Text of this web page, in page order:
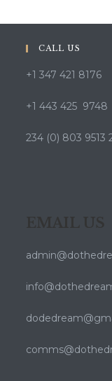
CALL US
+1 347 421 8176
+1 443 425 9748
234 (0) 803 9513
EMAIL US